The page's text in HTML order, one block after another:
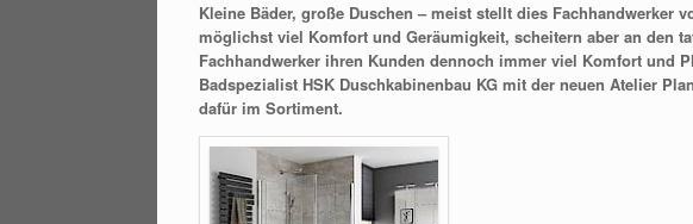
Kleine Bäder, große Duschen – meist stellt dies Fachhandwerker
möglichst viel Komfort und Geräumigkeit, scheitern aber an den
Fachhandwerker ihren Kunden dennoch immer viel Komfort und
Badspezialist HSK Duschkabinenbau KG mit der neuen Atelier
dafür im Sortiment.